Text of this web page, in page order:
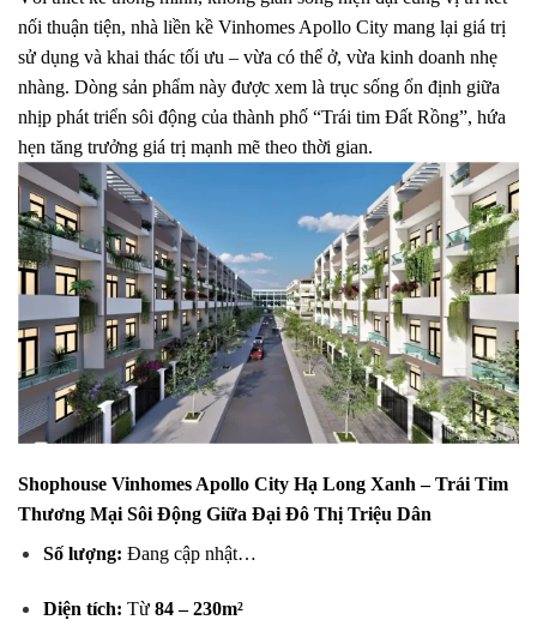
nối thuận tiện, nhà liền kề Vinhomes Apollo City mang lại giá trị
sử dụng và khai thác tối ưu – vừa có thể ở, vừa kinh doanh nhẹ
nhàng. Dòng sản phẩm này được xem là trục sống ổn định giữa
nhịp phát triển sôi động của thành phố “Trái tim Đất Rồng”, hứa
hẹn tăng trưởng giá trị mạnh mẽ theo thời gian.
Shophouse Vinhomes Apollo City Hạ Long Xanh – Trái Tim
Thương Mại Sôi Động Giữa Đại Đô Thị Triệu Dân
Số lượng: Đang cập nhật…
Diện tích: Từ 84 – 230m²